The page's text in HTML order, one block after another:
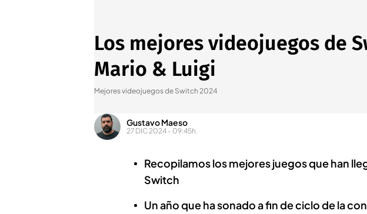
Los mejores videojuegos de
Mario & Luigi
Mejores videojuegos de Switch 2024
Gustavo Maeso
27 DIC 2024 - 09:45h.
Recopilamos los mejores juegos que han
Switch
Un año que ha sonado a fin de ciclo de la